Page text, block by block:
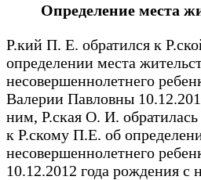
Определение места
Р.кий П. Е. обратился к
определении места
несовершеннолетнего
Валерии Павловны
ним, Р.ская О. И.
к Р.скому П.Е. об
несовершеннолетнего
10.12.2012 года рождения с